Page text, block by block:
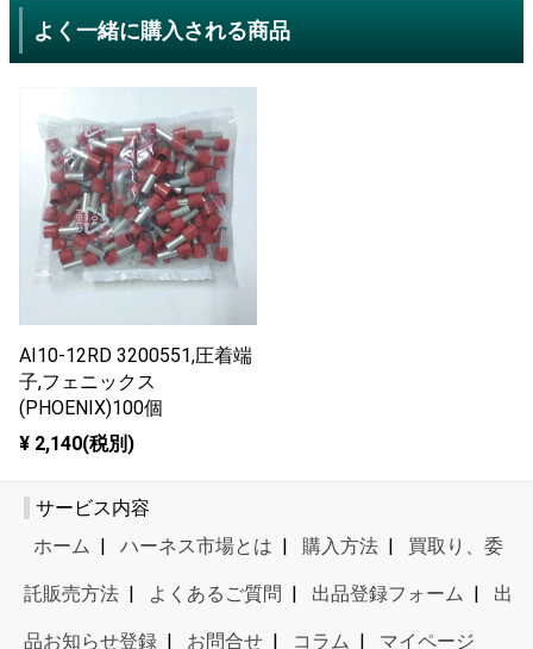
よく一緒に購入される商品
AI10-12RD 3200551,圧着端
子,フェニックス
(PHOENIX)100個
¥ 2,140(税別)
サービス内容
ホーム | ハーネス市場とは | 購入方法 | 買取り、委
託販売方法 | よくあるご質問 | 出品登録フォーム | 出
品お知らせ登録 | お問合せ | コラム | マイページ